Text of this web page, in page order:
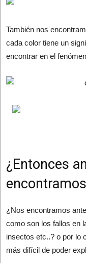
También nos
cada color tiene un
encontrar en el
¿Entonces
¿Nos encontramos
como son los fallos en
insectos etc..? o por lo
más difícil de poder